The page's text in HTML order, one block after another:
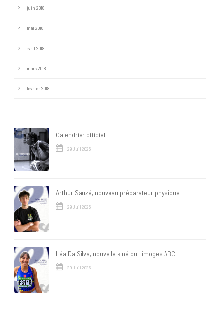
juin 2018
mai 2018
avril 2018
mars 2018
février 2018
Calendrier officiel
29 Juil 2026
Arthur Sauzé, nouveau préparateur physique
29 Juil 2026
Léa Da Silva, nouvelle kiné du Limoges ABC
29 Juil 2026